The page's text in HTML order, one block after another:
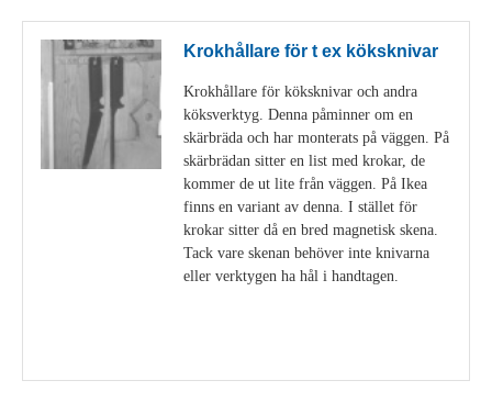
Krokhållare för t ex köksknivar
Krokhållare för köksknivar och andra
köksverktyg. Denna påminner om en
skärbräda och har monterats på väggen. På
skärbrädan sitter en list med krokar, de
kommer de ut lite från väggen. På Ikea
finns en variant av denna. I stället för
krokar sitter då en bred magnetisk skena.
Tack vare skenan behöver inte knivarna
eller verktygen ha hål i handtagen.